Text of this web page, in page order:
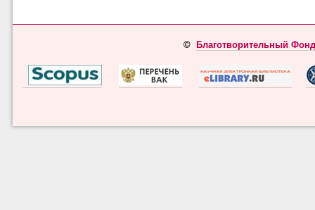
© Благотворительный